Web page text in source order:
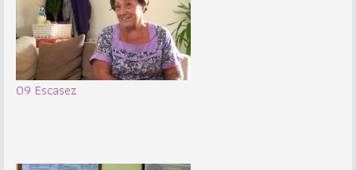
09 Escasez